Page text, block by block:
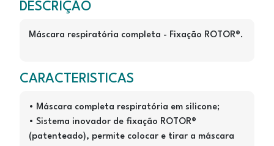
M9200 - ROTOR GALAXY
DESCRIÇÃO
Máscara respiratória completa - Fixação ROTOR®.
CARACTERISTICAS
• Máscara completa respiratória em silicone;
• Sistema inovador de fixação ROTOR®
(patenteado), permite colocar e tirar a máscara